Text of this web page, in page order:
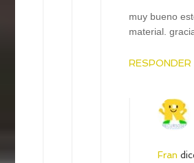
muy bueno
material.
RESPONDER
Fran